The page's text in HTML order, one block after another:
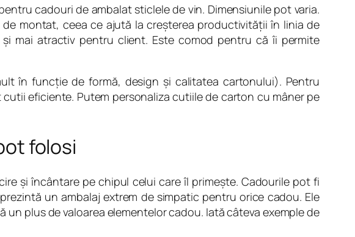
cadouri de ambalat sticlele de vin. Dimensiunile pot varia.
montat, ceea ce ajută la creşterea productivităţii în linia de
mai atractiv pentru client. Este comod pentru că îi permite
în funcţie de formă, design şi calitatea cartonului). Pentru
eficiente. Putem personaliza cutiile de carton cu mâner pe
folosi
şi încântare pe chipul celui care îl primeşte. Cadourile pot fi
un ambalaj extrem de simpatic pentru orice cadou. Ele
plus de valoarea elementelor cadou. Iată câteva exemple de